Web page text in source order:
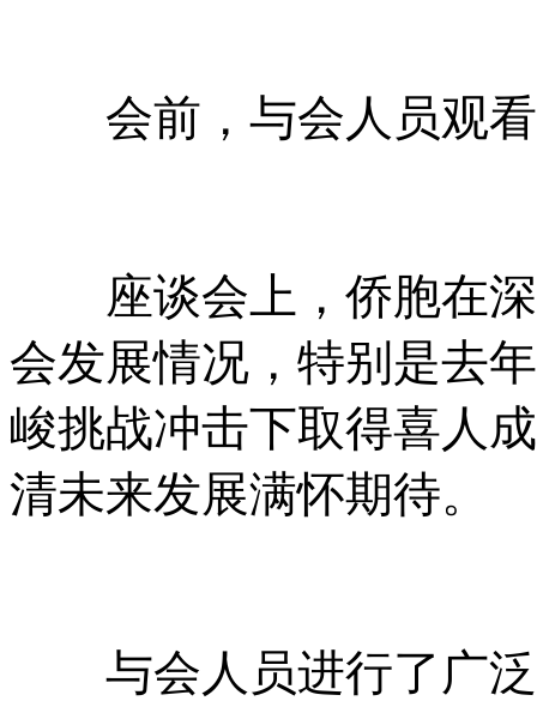
会前，与会人员观看
座谈会上，侨胞在深
会发展情况，特别是去
峻挑战冲击下取得喜人
清未来发展满怀期待。
与会人员进行了广泛